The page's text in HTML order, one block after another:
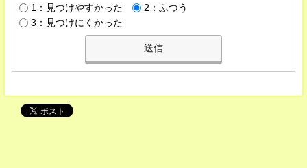
1：見つけやすかった
2：ふつう
3：見つけにくかった